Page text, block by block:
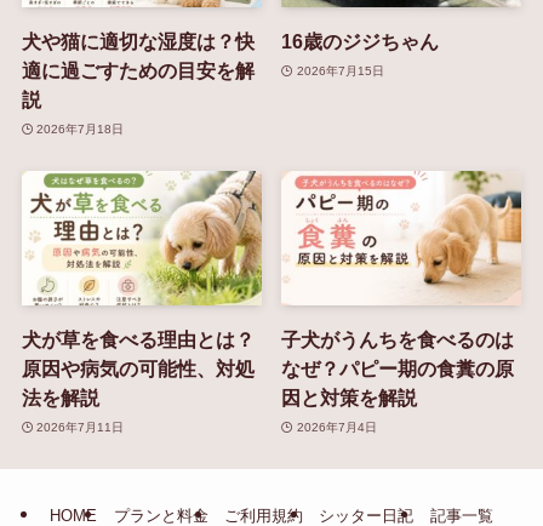
犬や猫に適切な湿度は？快
適に過ごすための目安を解
説
2026年7月18日
16歳のジジちゃん
2026年7月15日
犬が草を食べる理由とは？
原因や病気の可能性、対処
法を解説
2026年7月11日
子犬がうんちを食べるのは
なぜ？パピー期の食糞の原
因と対策を解説
2026年7月4日
HOME プランと料金 ご利用規約 シッター日記 記事一覧